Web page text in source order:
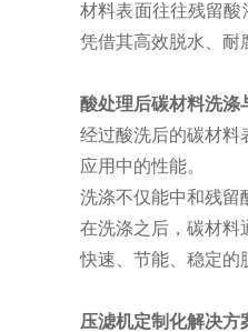
材料表面往往残留
凭借其高效脱水、耐
酸处理后碳材料洗涤
经过酸洗后的碳材料
应用中的性能。
洗涤不仅能中和残留
在洗涤之后，碳材料
快速、节能、稳定的
压滤机定制化解决方